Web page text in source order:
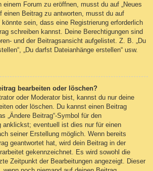
einem Forum zu eröffnen, musst du auf „Neues
einen Beitrag zu antworten, musst du auf
könnte sein, dass eine Registrierung erforderlich
schreiben kannst. Deine Berechtigungen sind
und der Beitragsansicht aufgelistet. Z. B. „Du
„Du darfst Dateianhänge erstellen“ usw.
bearbeiten oder löschen?
oder Moderator bist, kannst du nur deine
oder löschen. Du kannst einen Beitrag
„Ändere Beitrag“-Symbol für den
anklickst; eventuell ist dies nur für einen
seiner Erstellung möglich. Wenn bereits
geantwortet hat, wird dein Beitrag in der
gekennzeichnet. Es wird sowohl die
Zeitpunkt der Bearbeitungen angezeigt. Dieser